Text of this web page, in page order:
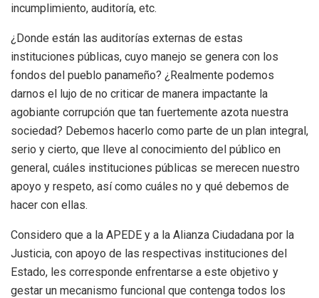
incumplimiento, auditoría, etc.
¿Donde están las auditorías externas de estas
instituciones públicas, cuyo manejo se genera con los
fondos del pueblo panameño? ¿Realmente podemos
darnos el lujo de no criticar de manera impactante la
agobiante corrupción que tan fuertemente azota nuestra
sociedad? Debemos hacerlo como parte de un plan integral,
serio y cierto, que lleve al conocimiento del público en
general, cuáles instituciones públicas se merecen nuestro
apoyo y respeto, así como cuáles no y qué debemos de
hacer con ellas.
Considero que a la APEDE y a la Alianza Ciudadana por la
Justicia, con apoyo de las respectivas instituciones del
Estado, les corresponde enfrentarse a este objetivo y
gestar un mecanismo funcional que contenga todos los